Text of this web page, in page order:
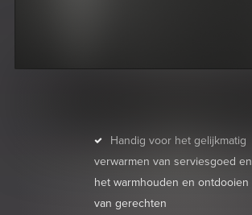
Handig voor het gelijkmatig
verwarmen van serviesgoed en
het warmhouden en ontdooien
van gerechten